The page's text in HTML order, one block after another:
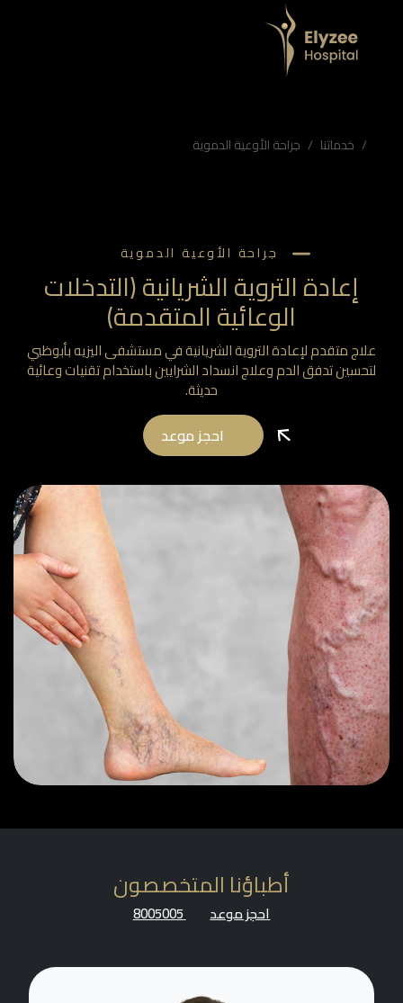
خدماتنا جراحة الأوعية الدموية
جراحة الأوعية الدموية
إعادة التروية الشريانية (التدخلات
الوعائية المتقدمة)
علاج متقدم لإعادة التروية الشريانية في مستشفى اليزيه بأبوظبي
لتحسين تدفق الدم وعلاج انسداد الشرايين باستخدام تقنيات وعائية
حديثة.
احجز موعد
أطباؤنا المتخصصون
احجز موعد 8005005